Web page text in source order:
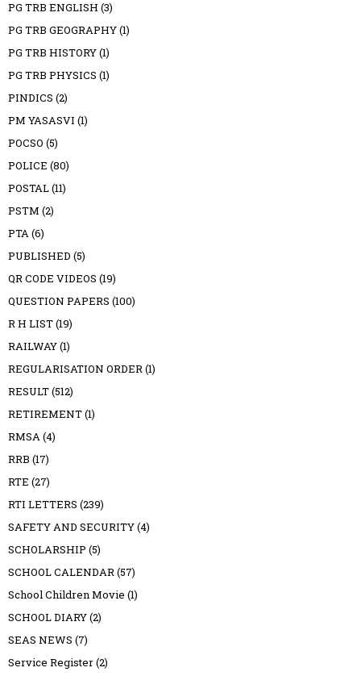
PG TRB ENGLISH (3)
PG TRB GEOGRAPHY(1)
PG TRB HISTORY(1)
PG TRB PHYSICS (1)
PINDICS (2)
PM YASASVI (1)
POCSO (5)
POLICE (80)
POSTAL(11)
PSTM (2)
PTA(6)
PUBLISHED (5)
QR CODE VIDEOS (19)
QUESTION PAPERS (100)
R H LIST(19)
RAILWAY(1)
REGULARISATION ORDER(1)
RESULT(512)
RETIREMENT(1)
RMSA(4)
RRB (17)
RTE (27)
RTI LETTERS (239)
SAFETY AND SECURITY(4)
SCHOLARSHIP (5)
SCHOOL CALENDAR(57)
School Children Movie (1)
SCHOOL DIARY(2)
SEAS NEWS (7)
Service Register(2)